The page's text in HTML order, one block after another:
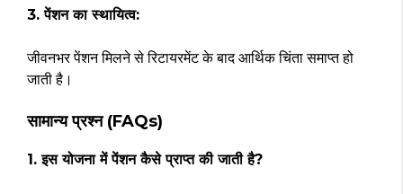
3. पेंशन का स्थायित्व:
जीवनभर पेंशन मिलने से रिटायरमेंट के बाद आर्थिक चिंता समाप्त हो
जाती है।
सामान्य प्रश्न (FAQs)
1. इस योजना में पेंशन कैसे प्राप्त की जाती है?